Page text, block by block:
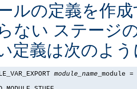
ルの定義を作
ない ステージ
定義は次のよ
module_name _module =